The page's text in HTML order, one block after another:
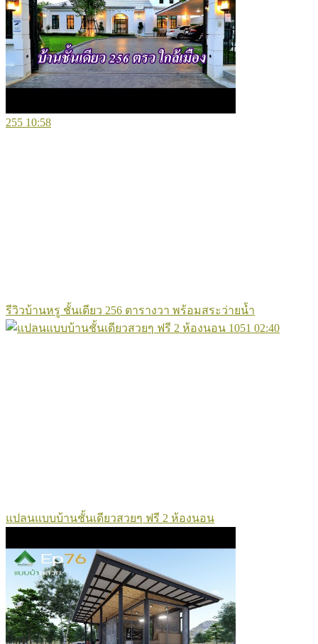
255 10:58
รีวิวบ้านหรู ชั้นเดียว 256 ตารางวา พร้อมสระว่ายน้ำ
1051 02:40
แปลนแบบบ้านชั้นเดียวสวยๆ ฟรี 2 ห้องนอน